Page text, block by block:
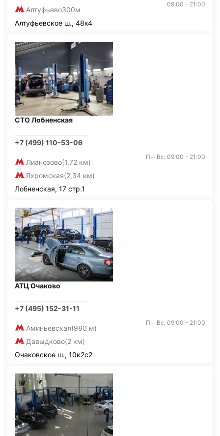
Алтуфьево300м
09:00 - 21:00
Алтуфьевское ш., 48к4
СТО Лобненская
+7 (499) 110-53-06
Лианозово(1,72 км)
Яхромская(2,34 км)
Пн-Вс: 09:00 - 21:00
Лобненская, 17 стр.1
АТЦ Очаково
+7 (495) 152-31-11
Аминьевская(980 м)
Давыдково(2 км)
Пн-Вс: 09:00 - 21:00
Очаковское ш., 10к2с2